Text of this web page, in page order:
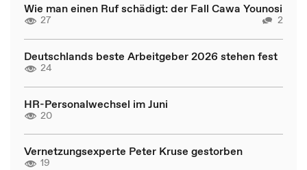
Wie man einen Ruf schädigt: der Fall Cawa Younosi
27 2
Deutschlands beste Arbeitgeber 2026 stehen fest
24
HR-Personalwechsel im Juni
20
Vernetzungsexperte Peter Kruse gestorben
19